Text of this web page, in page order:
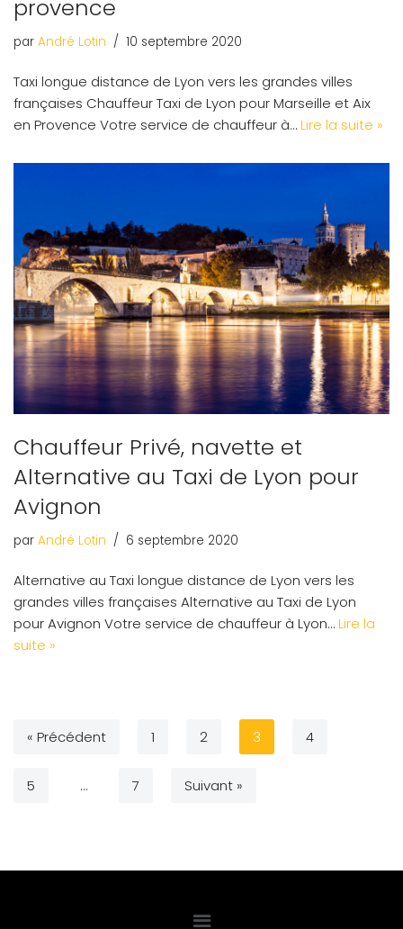
provence
par André Lotin 10 septembre 2020
Taxi longue distance de Lyon vers les grandes villes
françaises Chauffeur Taxi de Lyon pour Marseille et Aix
en Provence Votre service de chauffeur à…Lire la suite »
Chauffeur Privé, navette et
Alternative au Taxi de Lyon pour
Avignon
par André Lotin 6 septembre 2020
Alternative au Taxi longue distance de Lyon vers les
grandes villes françaises Alternative au Taxi de Lyon
pour Avignon Votre service de chauffeur à Lyon…Lire la
suite »
« Précédent 1 2 3 4
5 … 7 Suivant »